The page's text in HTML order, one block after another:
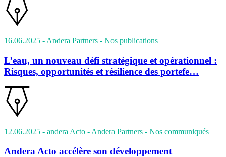
16.06.2025 - Andera Partners - Nos publications
L’eau, un nouveau défi stratégique et opérationnel :
Risques, opportunités et résilience des portefe…
12.06.2025 - andera Acto - Andera Partners - Nos communiqués
Andera Acto accélère son développement